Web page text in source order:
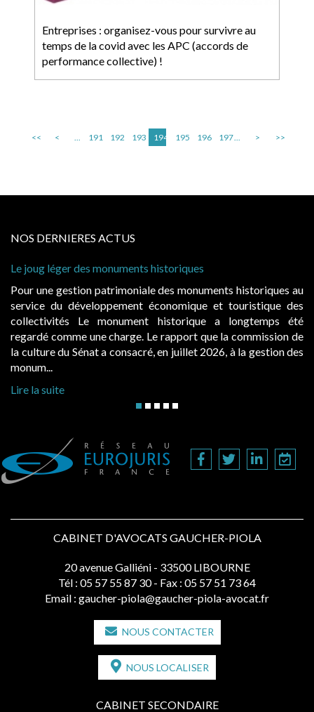
Entreprises : organisez-vous pour survivre au
temps de la covid avec les APC (accords de
performance collective) !
<< < ... 191 192 193 194 195 196 197... > >>
NOS DERNIERES ACTUS
historiques
des monuments historiques au
économique et touristique des
historique a longtemps été
Le rapport que la commission de
consacré, en juillet 2026, à la gestion des
Cabines de plage : le
Evocatrices des
également un beau
public, elles donnent
d’occupation. Saisies
CABINET D'AVOCATS GAUCHER-PIOLA
20 avenue Galliéni - 33500 LIBOURNE
Tél : 05 57 55 87 30 - Fax : 05 57 51 73 64
Email : gaucher-piola@gaucher-piola-avocat.fr
NOUS CONTACTER
NOUS LOCALISER
CABINET SECONDAIRE